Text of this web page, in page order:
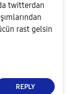
twitterdan
rast gelsin
REPLY